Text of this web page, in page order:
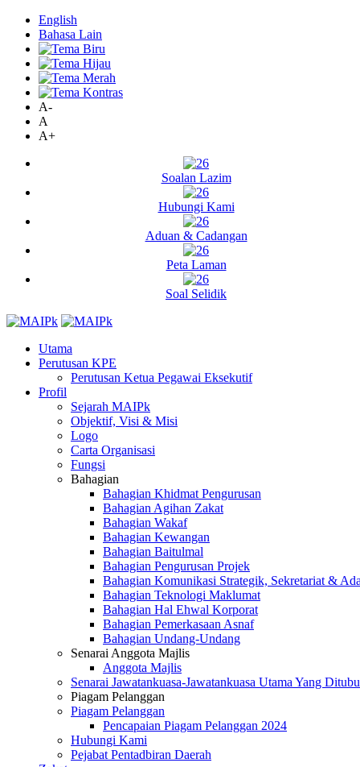
English
Bahasa Lain
A-
A
A+
Soalan Lazim
Hubungi Kami
Aduan & Cadangan
Peta Laman
Soal Selidik
Utama
Perutusan KPE
Perutusan Ketua Pegawai Eksekutif
Profil
Sejarah MAIPk
Objektif, Visi & Misi
Logo
Carta Organisasi
Fungsi
Bahagian
Bahagian Khidmat Pengurusan
Bahagian Agihan Zakat
Bahagian Wakaf
Bahagian Kewangan
Bahagian Baitulmal
Bahagian Pengurusan Projek
Bahagian Komunikasi Strategik, Sekretariat &
Bahagian Teknologi Maklumat
Bahagian Hal Ehwal Korporat
Bahagian Pemerkasaan Asnaf
Bahagian Undang-Undang
Senarai Anggota Majlis
Anggota Majlis
Senarai Jawatankuasa-Jawatankuasa Utama Yang
Piagam Pelanggan
Piagam Pelanggan
Pencapaian Piagam Pelanggan 2024
Hubungi Kami
Pejabat Pentadbiran Daerah